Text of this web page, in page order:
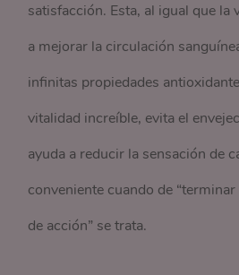
satisfacción. Esta, al igual que la
a mejorar la circulación
infinitas propiedades
vitalidad increíble, evita el
ayuda a reducir la sensación de
conveniente cuando de
de acción” se trata.